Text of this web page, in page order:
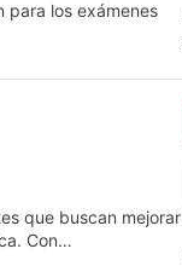
para los exámenes
que buscan mejorar
Con…